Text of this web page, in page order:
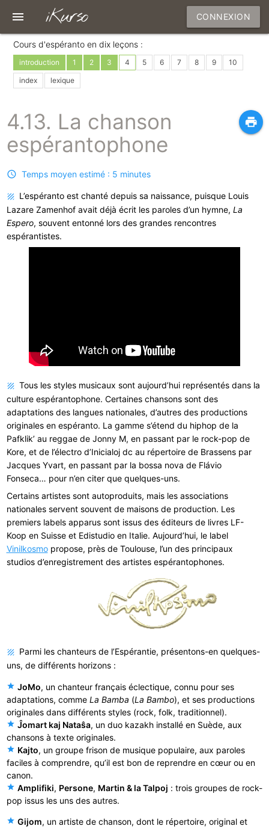
iKurso
menu CONNEXION
Cours d'espéranto en dix leçons :
introduction 1 2 3 4 5 6 7 8 9
10
index
lexique
print
4.13. La chanson
espérantophone
Temps moyen estimé : 5 minutes
L’espéranto est chanté depuis sa naissance, puisque Louis
Lazare Zamenhof avait déjà écrit les paroles d’un hymne, La
Espero, souvent entonné lors des grandes rencontres
espérantistes.
Tous les styles musicaux sont aujourd’hui représentés dans la
culture espérantophone. Certaines chansons sont des
adaptations des langues nationales, d’autres des productions
originales en espéranto. La gamme s’étend du hiphop de la
Pafklik’ au reggae de Jonny M, en passant par le rock-pop de
Kore, et de l’électro d’Inicialoj dc au répertoire de Brassens par
Jacques Yvart, en passant par la bossa nova de Flávio
Fonseca… pour n’en citer que quelques-uns.
Certains artistes sont autoproduits, mais les associations
nationales servent souvent de maisons de production. Les
premiers labels apparus sont issus des éditeurs de livres LF-
Koop en Suisse et Edistudio en Italie. Aujourd’hui, le label
Vinilkosmopropose, près de Toulouse, l’un des principaux
studios d’enregistrement des artistes espérantophones.
Parmi les chanteurs de l’Espérantie, présentons-en quelques-
uns, de différents horizons :
star JoMo, un chanteur français éclectique, connu pour ses
adaptations, comme La Bamba (La Bambo), et ses productions
originales dans différents styles (rock, folk, traditionnel).
star Ĵomart kaj Nataŝa, un duo kazakh installé en Suède, aux
chansons à texte originales.
star Kajto, un groupe frison de musique populaire, aux paroles
faciles à comprendre, qu’il est bon de reprendre en cœur ou en
canon.
star Amplifiki, Persone, Martin & la Talpoj : trois groupes de rock-
pop issus les uns des autres.
star Gijom, un artiste de chanson, dont le répertoire, original et